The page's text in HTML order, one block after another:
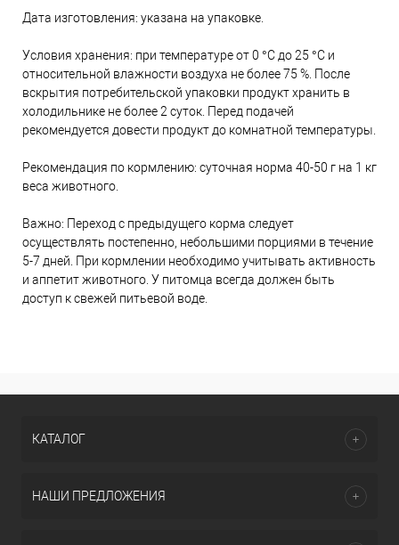
Дата изготовления: указана на упаковке.
Условия хранения: при температуре от 0 °С до 25 °С и
относительной влажности воздуха не более 75 %. После
вскрытия потребительской упаковки продукт хранить в
холодильнике не более 2 суток. Перед подачей
рекомендуется довести продукт до комнатной температуры.
Рекомендация по кормлению: суточная норма 40-50 г на 1 кг
веса животного.
Важно: Переход с предыдущего корма следует
осуществлять постепенно, небольшими порциями в течение
5-7 дней. При кормлении необходимо учитывать активность
и аппетит животного. У питомца всегда должен быть
доступ к свежей питьевой воде.
КАТАЛОГ
НАШИ ПРЕДЛОЖЕНИЯ